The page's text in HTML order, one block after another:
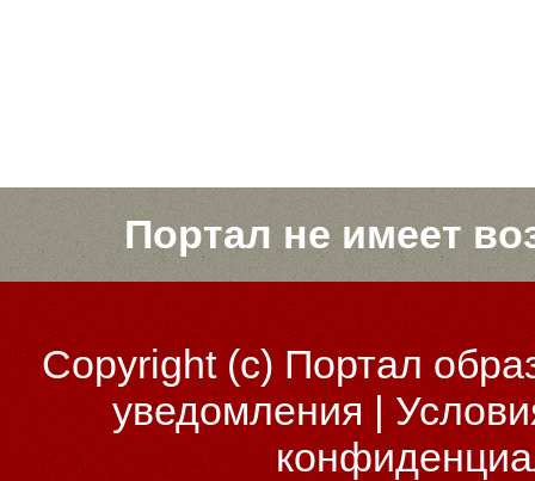
Портал не имеет
Copyright (c)Портал
уведомления |